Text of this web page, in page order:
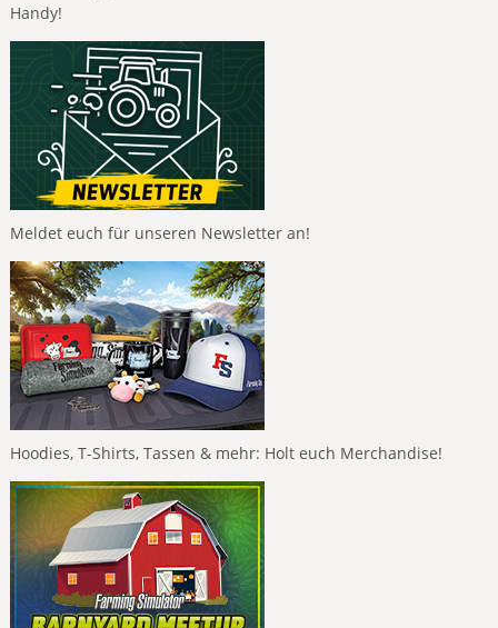
Handy!
Meldet euch für unseren Newsletter an!
Hoodies, T-Shirts, Tassen & mehr: Holt euch Merchandise!